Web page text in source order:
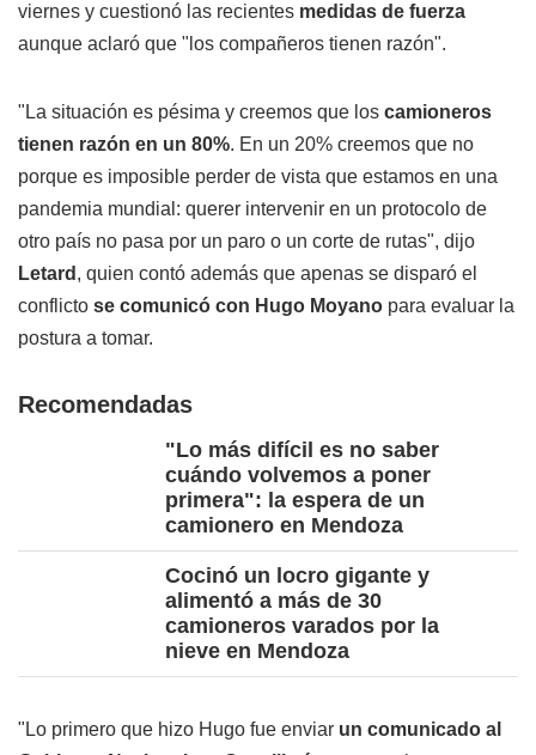
viernes y cuestionó las recientes medidas de fuerza
aunque aclaró que "los compañeros tienen razón".
"La situación es pésima y creemos que los camioneros
tienen razón en un 80%. En un 20% creemos que no
porque es imposible perder de vista que estamos en una
pandemia mundial: querer intervenir en un protocolo de
otro país no pasa por un paro o un corte de rutas", dijo
Letard , quien contó además que apenas se disparó el
conflicto se comunicó con Hugo Moyano para evaluar la
postura a tomar.
Recomendadas
"Lo más difícil es no saber
cuándo volvemos a poner
primera": la espera de un
camionero en Mendoza
Cocinó un locro gigante y
alimentó a más de 30
camioneros varados por la
nieve en Mendoza
"Lo primero que hizo Hugo fue enviar un comunicado al